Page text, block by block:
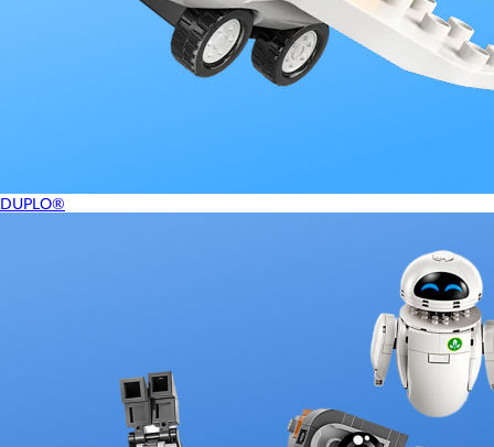
DUPLO®